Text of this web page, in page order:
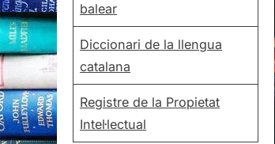
balear
Diccionari de la llengua
catalana
Registre de la Propietat
Intel·lectual